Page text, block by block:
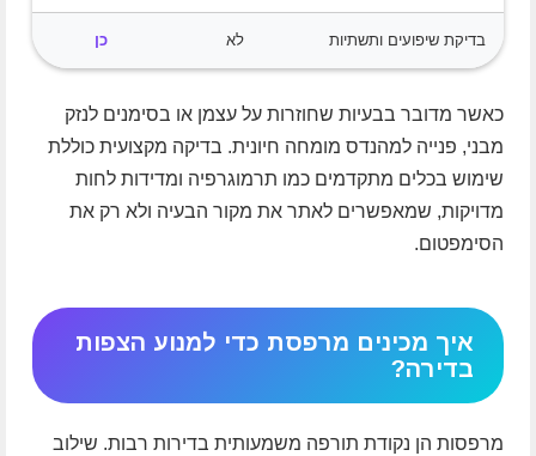
בדיקת שיפועים ותשתיות לא כן
כאשר מדובר בבעיות שחוזרות על עצמן או בסימנים לנזק
מבני, פנייה למהנדס מומחה חיונית. בדיקה מקצועית כוללת
שימוש בכלים מתקדמים כמו תרמוגרפיה ומדידות לחות
מדויקות, שמאפשרים לאתר את מקור הבעיה ולא רק את
הסימפטום.
איך מכינים מרפסת כדי למנוע הצפות
בדירה?
מרפסות הן נקודת תורפה משמעותית בדירות רבות. שילוב